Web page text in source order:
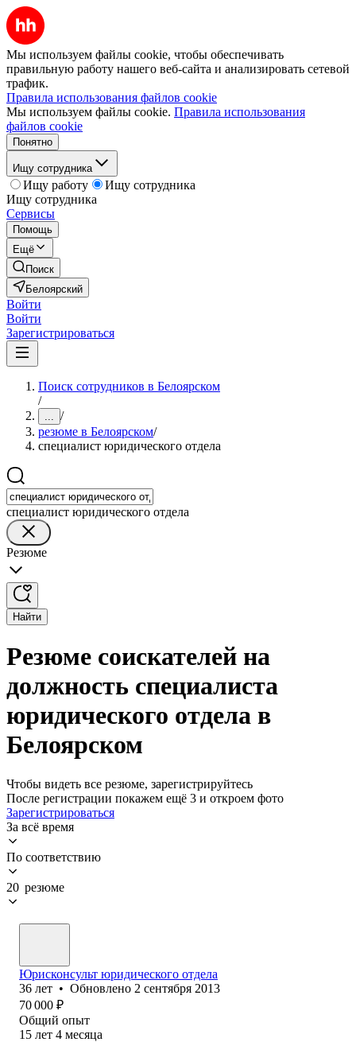
Мы используем файлы cookie, чтобы обеспечивать
правильную работу нашего веб-сайта и анализировать сетевой
трафик.
Правила использования файлов cookie
Мы используем файлы cookie. Правила использования
файлов cookie
Понятно
Ищу сотрудника
Ищу работу
Ищу сотрудника
Ищу сотрудника
Сервисы
Помощь
Ещё
Поиск
Белоярский
Войти
Войти
Зарегистрироваться
Поиск сотрудников в Белоярском
/
... /
резюме в Белоярском/
специалист юридического отдела
специалист юридического отдела
Резюме
Найти
Резюме соискателей на
должность специалиста
юридического отдела в
Белоярском
Чтобы видеть все резюме, зарегистрируйтесь
После регистрации покажем ещё 3 и откроем фото
Зарегистрироваться
За всё время
По соответствию
20 резюме
Юрисконсульт юридического отдела
36 лет • Обновлено 2 сентября 2013
70 000 ₽
Общий опыт
15 лет 4 месяца